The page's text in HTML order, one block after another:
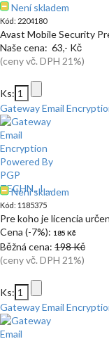
Není skladem
Kód: 2204180
Avast Mobile Security
Naše cena: 63,- Kč
(ceny vč. DPH 21%)
Ks:
Gateway Email
Není skladem
Kód: 1185375
Pre koho je licencia
Cena (-7%): 185 Kč
Běžná cena: 198 Kč
(ceny vč. DPH 21%)
Ks:
Gateway Email